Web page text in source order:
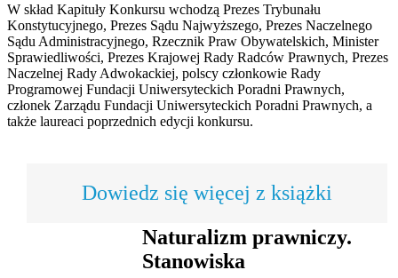
W skład Kapituły Konkursu wchodzą Prezes Trybunału
Konstytucyjnego, Prezes Sądu Najwyższego, Prezes Naczelnego
Sądu Administracyjnego, Rzecznik Praw Obywatelskich, Minister
Sprawiedliwości, Prezes Krajowej Rady Radców Prawnych, Prezes
Naczelnej Rady Adwokackiej, polscy członkowie Rady
Programowej Fundacji Uniwersyteckich Poradni Prawnych,
członek Zarządu Fundacji Uniwersyteckich Poradni Prawnych, a
także laureaci poprzednich edycji konkursu.
Dowiedz się więcej z książki
Naturalizm prawniczy.
Stanowiska